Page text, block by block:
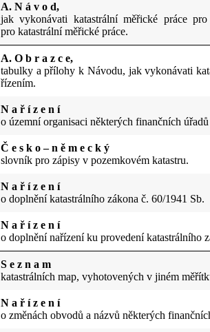
A. N á v o d,
jak vykonávati katastrální měřické práce
pro katastrální měřické práce.
A. O b r a z c e,
tabulky a přílohy k Návodu, jak vykonávati
řízením.
N a ř í z e n í
o územní organisaci některých finančních
Č e s k o – n ě m e c k ý
slovník pro zápisy v pozemkovém katastru.
N a ř í z e n í
o doplnění katastrálního zákona č. 60/1941 Sb.
N a ř í z e n í
o doplnění nařízení ku provedení katastrálního
S e z n a m
katastrálních map, vyhotovených v jiném
N a ř í z e n í
o změnách obvodů a názvů některých